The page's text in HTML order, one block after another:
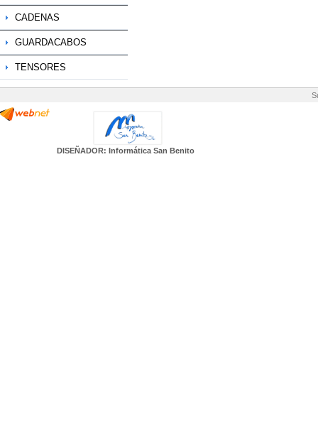
CADENAS
GUARDACABOS
TENSORES
DISEÑADOR: Informática San Benito